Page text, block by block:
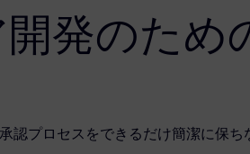
発のため
認プロセスをできるだけ簡潔に保ち